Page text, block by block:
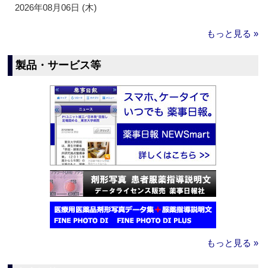
2026年08月06日 (木)
もっと見る »
製品・サービス等
もっと見る »